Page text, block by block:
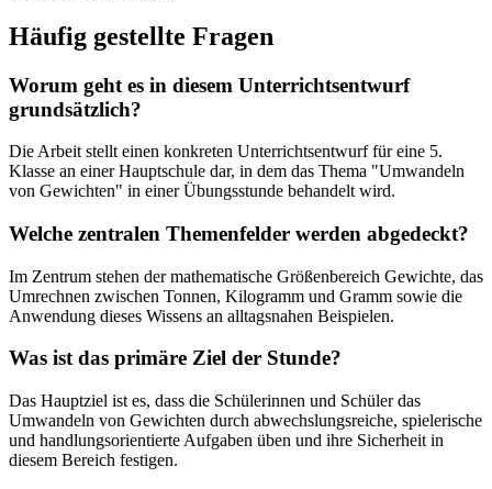
Häufig gestellte Fragen
Worum geht es in diesem Unterrichtsentwurf
grundsätzlich?
Die Arbeit stellt einen konkreten Unterrichtsentwurf für eine 5.
Klasse an einer Hauptschule dar, in dem das Thema "Umwandeln
von Gewichten" in einer Übungsstunde behandelt wird.
Welche zentralen Themenfelder werden abgedeckt?
Im Zentrum stehen der mathematische Größenbereich Gewichte, das
Umrechnen zwischen Tonnen, Kilogramm und Gramm sowie die
Anwendung dieses Wissens an alltagsnahen Beispielen.
Was ist das primäre Ziel der Stunde?
Das Hauptziel ist es, dass die Schülerinnen und Schüler das
Umwandeln von Gewichten durch abwechslungsreiche, spielerische
und handlungsorientierte Aufgaben üben und ihre Sicherheit in
diesem Bereich festigen.